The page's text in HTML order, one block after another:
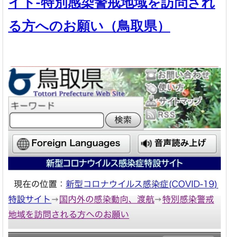
る方へのお願い（鳥取県）